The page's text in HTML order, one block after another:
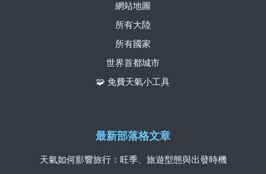
網站地圖
所有大陸
所有國家
世界首都城市
🧩 免費天氣小工具
最新部落格文章
天氣如何影響旅行：旺季、旅遊型態與出發時機